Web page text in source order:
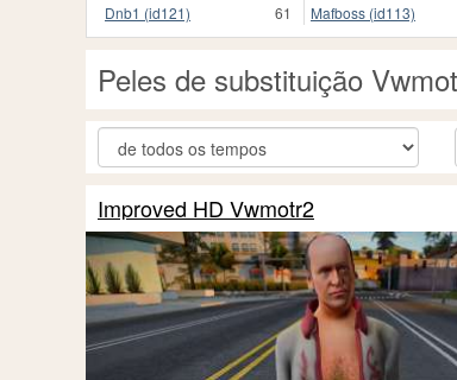
Dnb1 (id121)
61
Mafboss (id113)
Peles de substituição
Improved HD Vwmotr2